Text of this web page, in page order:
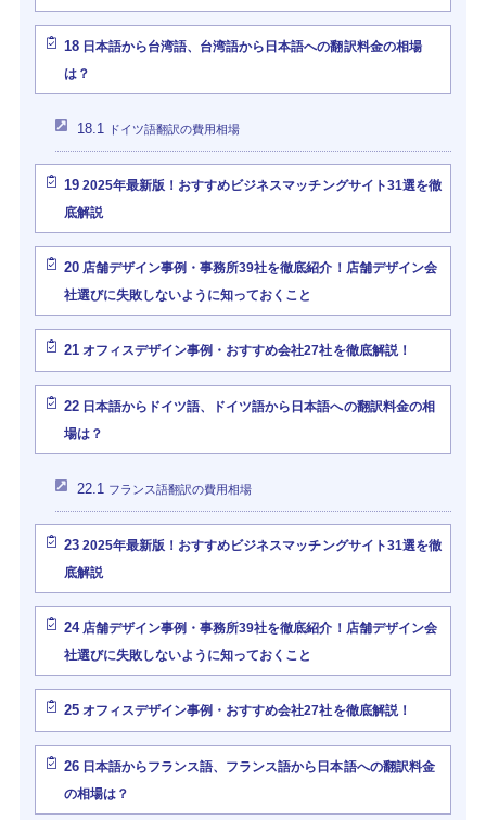
18日本語から台湾語、台湾語から日本語への翻訳料金の相場
は？
18.1 ドイツ語翻訳の費用相場
192025年最新版！おすすめビジネスマッチングサイト31選を徹
底解説
20店舗デザイン事例・事務所39社を徹底紹介！店舗デザイン会
社選びに失敗しないように知っておくこと
21オフィスデザイン事例・おすすめ会社27社を徹底解説！
22日本語からドイツ語、ドイツ語から日本語への翻訳料金の相
場は？
22.1 フランス語翻訳の費用相場
232025年最新版！おすすめビジネスマッチングサイト31選を徹
底解説
24店舗デザイン事例・事務所39社を徹底紹介！店舗デザイン会
社選びに失敗しないように知っておくこと
25オフィスデザイン事例・おすすめ会社27社を徹底解説！
26日本語からフランス語、フランス語から日本語への翻訳料金
の相場は？